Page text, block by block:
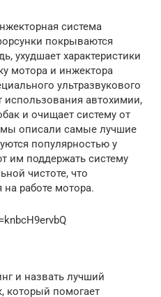
система
покрываются
ухудшает характеристики
мотора и инжектора
ультразвукового
использования автохимии,
и очищает систему от
мы описали самые лучшие
популярностью у
им поддержать систему
чистоте, что
работе мотора.
и назвать лучший
который помогает